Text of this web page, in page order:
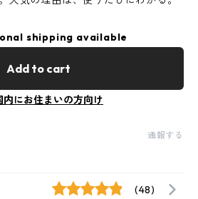
shipping available
Add to cart
内にお住まいの方向け
通報する
(48)